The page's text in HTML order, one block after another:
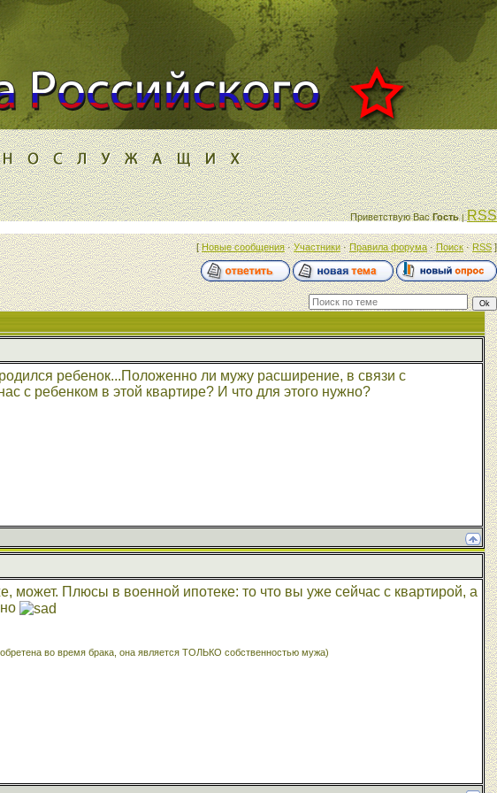
Приветствую Вас Гость |RSS
[Новые сообщения·Участники·Правила форума·Поиск·RSS]
ребенок...Положенно ли мужу расширение, в связи с
с ребенком в этой квартире? И что для этого нужно?
может. Плюсы в военной ипотеке: то что вы уже сейчас с квартирой, а
во время брака, она является ТОЛЬКО собственностью мужа)